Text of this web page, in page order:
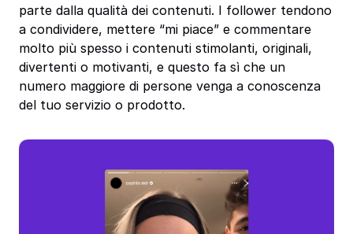
parte dalla qualità dei contenuti. I follower tendono
a condividere, mettere “mi piace” e commentare
molto più spesso i contenuti stimolanti, originali,
divertenti o motivanti, e questo fa sì che un
numero maggiore di persone venga a conoscenza
del tuo servizio o prodotto.